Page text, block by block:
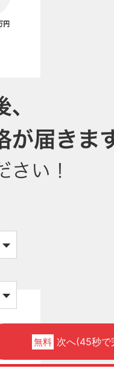
無料 次へ(45秒で